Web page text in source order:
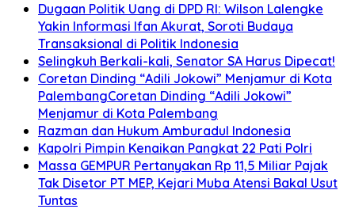
Dugaan Politik Uang di DPD RI: Wilson Lalengke
Yakin Informasi Ifan Akurat, Soroti Budaya
Transaksional di Politik Indonesia
Selingkuh Berkali-kali, Senator SA Harus Dipecat!
Coretan Dinding “Adili Jokowi” Menjamur di Kota
PalembangCoretan Dinding “Adili Jokowi”
Menjamur di Kota Palembang
Razman dan Hukum Amburadul Indonesia
Kapolri Pimpin Kenaikan Pangkat 22 Pati Polri
Massa GEMPUR Pertanyakan Rp 11,5 Miliar Pajak
Tak Disetor PT MEP, Kejari Muba Atensi Bakal Usut
Tuntas